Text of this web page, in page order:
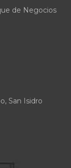
de Negocios
San Isidro